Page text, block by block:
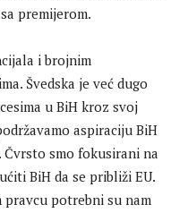
premijerom.
i brojnim
Švedska je već dugo
u BiH kroz svoj
aspiraciju BiH
smo fokusirani na
BiH da se približi EU.
pravcu potrebni su nam